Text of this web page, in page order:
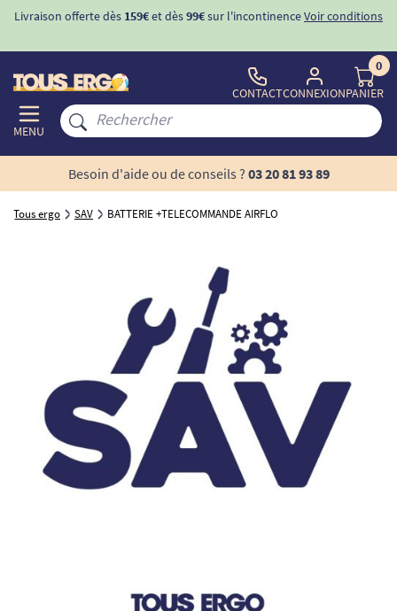
Livraison offerte dès 159€et dès99€sur l'incontinenceVoir conditions
MENU
CONTACTCONNEXION
0
PANIER
Besoin d'aide ou de conseils ? 03 20 81 93 89
Tous ergo SAV BATTERIE +TELECOMMANDE AIRFLO